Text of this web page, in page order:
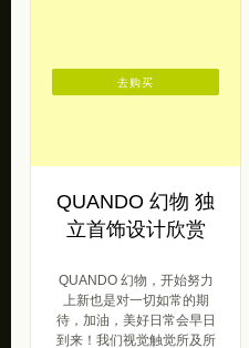
QUANDO 幻物 独
立首饰设计欣赏
QUANDO 幻物，开始努力
上新也是对一切如常的期
待，加油，美好日常会早日
到来！我们视觉触觉所及所
去购买